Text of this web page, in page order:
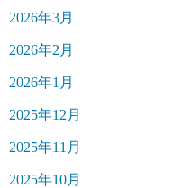
2026年3月
2026年2月
2026年1月
2025年12月
2025年11月
2025年10月